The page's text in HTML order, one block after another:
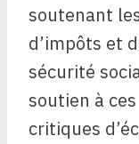
soutenant
d’impôts et
sécurité
soutien à
critiques